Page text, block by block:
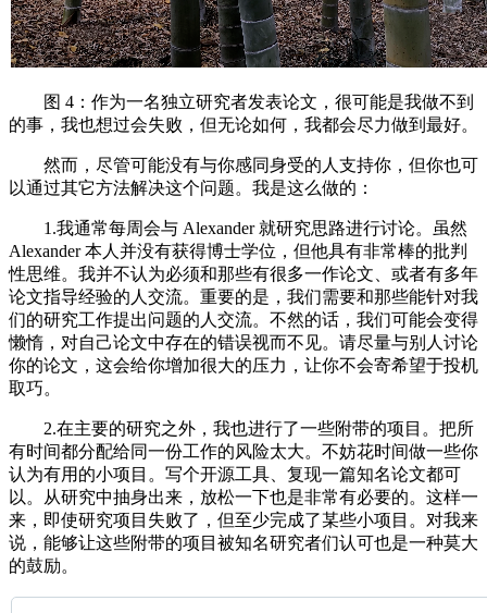
图 4：作为一名独立研究者发表论文，很可能是我做不到
的事，我也想过会失败，但无论如何，我都会尽力做到最好。
然而，尽管可能没有与你感同身受的人支持你，但你也可
以通过其它方法解决这个问题。我是这么做的：
1.我通常每周会与 Alexander 就研究思路进行讨论。虽然
Alexander 本人并没有获得博士学位，但他具有非常棒的批判
性思维。我并不认为必须和那些有很多一作论文、或者有多年
论文指导经验的人交流。重要的是，我们需要和那些能针对我
们的研究工作提出问题的人交流。不然的话，我们可能会变得
懒惰，对自己论文中存在的错误视而不见。请尽量与别人讨论
你的论文，这会给你增加很大的压力，让你不会寄希望于投机
取巧。
2.在主要的研究之外，我也进行了一些附带的项目。把所
有时间都分配给同一份工作的风险太大。不妨花时间做一些你
认为有用的小项目。写个开源工具、复现一篇知名论文都可
以。从研究中抽身出来，放松一下也是非常有必要的。这样一
来，即使研究项目失败了，但至少完成了某些小项目。对我来
说，能够让这些附带的项目被知名研究者们认可也是一种莫大
的鼓励。